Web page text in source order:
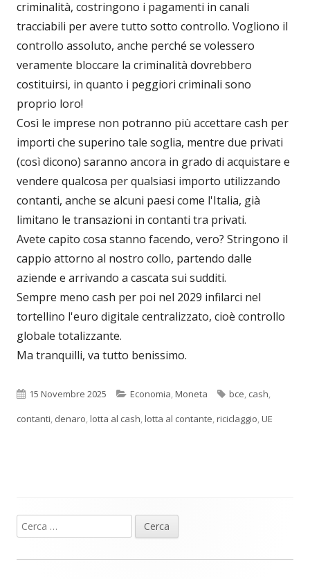
criminalità, costringono i pagamenti in canali
tracciabili per avere tutto sotto controllo. Vogliono il
controllo assoluto, anche perché se volessero
veramente bloccare la criminalità dovrebbero
costituirsi, in quanto i peggiori criminali sono
proprio loro!
Così le imprese non potranno più accettare cash per
importi che superino tale soglia, mentre due privati
(così dicono) saranno ancora in grado di acquistare e
vendere qualcosa per qualsiasi importo utilizzando
contanti, anche se alcuni paesi come l'Italia, già
limitano le transazioni in contanti tra privati.
Avete capito cosa stanno facendo, vero? Stringono il
cappio attorno al nostro collo, partendo dalle
aziende e arrivando a cascata sui sudditi.
Sempre meno cash per poi nel 2029 infilarci nel
tortellino l'euro digitale centralizzato, cioè controllo
globale totalizzante.
Ma tranquilli, va tutto benissimo.
Pubblicato
15 Novembre 2025 Categorie
Economia Moneta Tag
bce cash
contanti denaro lotta al cash lotta al contante riciclaggio UE
Barra
laterale
Ricerca
per: